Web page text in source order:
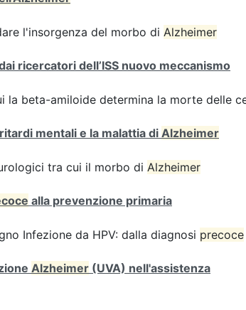
l'insorgenza del morbo di Alzheimer
ricercatori dell’ISS nuovo meccanismo
beta-amiloide determina la morte delle
mentali e la malattia di Alzheimer
tra cui il morbo di Alzheimer
alla prevenzione primaria
Infezione da HPV: dalla diagnosi precoce
Alzheimer (UVA) nell'assistenza